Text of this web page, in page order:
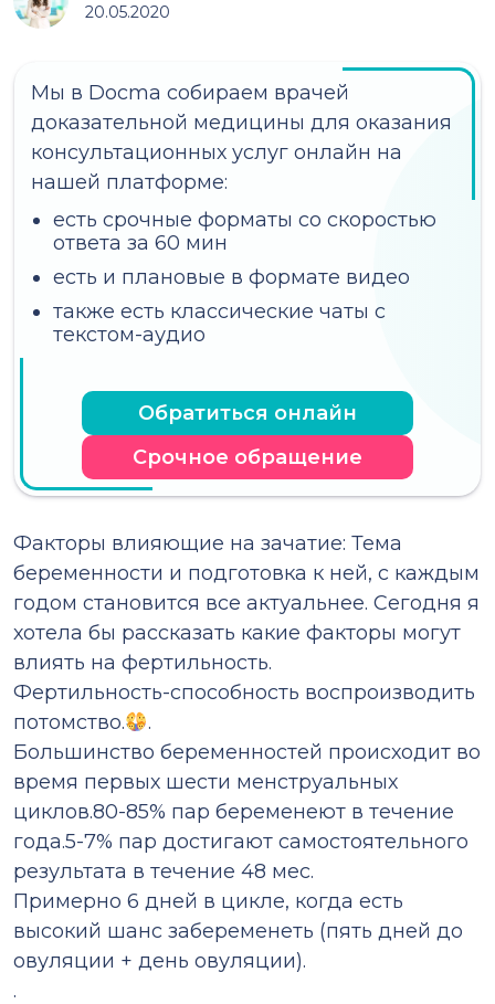
20.05.2020
Мы в Docma собираем врачей
доказательной медицины для оказания
консультационных услуг онлайн на
нашей платформе:
есть срочные форматы со скоростью
ответа за 60 мин
есть и плановые в формате видео
также есть классические чаты с
текстом-аудио
Обратиться онлайн
Срочное обращение
Факторы влияющие на зачатие: Тема
беременности и подготовка к ней, с каждым
годом становится все актуальнее. Сегодня я
хотела бы рассказать какие факторы могут
влиять на фертильность.
Фертильность-способность воспроизводить
потомство.
.
Большинство беременностей происходит во
время первых шести менструальных
циклов.80-85% пар беременеют в течение
года.5-7% пар достигают самостоятельного
результата в течение 48 мес.
Примерно 6 дней в цикле, когда есть
высокий шанс забеременеть (пять дней до
овуляции + день овуляции).
.